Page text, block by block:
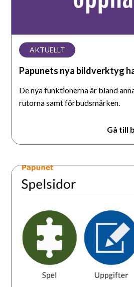
AKTUELLT
Papunets nya bildverktyg
De nya funktionerna är bland
rutorna samt förbudsmärken.
Gå till
Papunets
nya
spelsidor